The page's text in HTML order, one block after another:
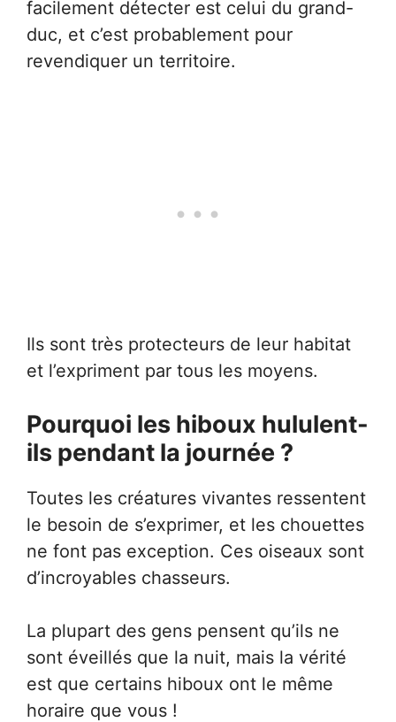
facilement détecter est celui du grand-
duc, et c’est probablement pour
revendiquer un territoire.
Ils sont très protecteurs de leur habitat
et l’expriment par tous les moyens.
Pourquoi les hiboux hululent-
ils pendant la journée ?
Toutes les créatures vivantes ressentent
le besoin de s’exprimer, et les chouettes
ne font pas exception. Ces oiseaux sont
d’incroyables chasseurs.
La plupart des gens pensent qu’ils ne
sont éveillés que la nuit, mais la vérité
est que certains hiboux ont le même
horaire que vous !